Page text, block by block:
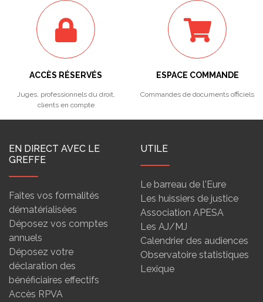
ACCÈS RÉSERVÉS
Juges, professionnels du droit,
clients en compte
ESPACE COMMANDE
Commandes de documents officiels
EN DIRECT AVEC LE
GREFFE
Faites vos formalités
dématérialisées
Déposez vos comptes
annuels
Déposez votre
déclaration des
bénéficiaires effectifs
Accès RPVA
UTILE
Le barreau de l'Eure
Les huissiers de justice
Association APESA
Les AJ/MJ
Calendrier des audiences
Observatoire statistiques
Lexique